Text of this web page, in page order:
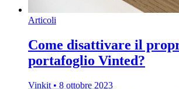
Articoli
Come disattivare il
portafoglio Vinted?
Vinkit • 8 ottobre 2023